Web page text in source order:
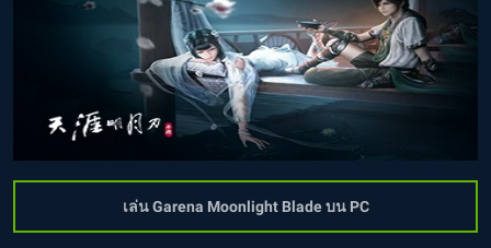
เล่น Garena Moonlight Blade บน PC